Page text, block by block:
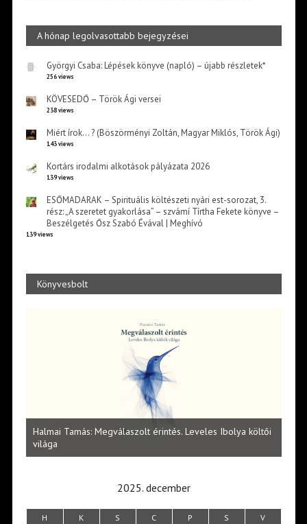
A hónap legolvasottabb bejegyzései
Györgyi Csaba: Lépések könyve (napló) – újabb részletek*
256 views
KÖVESEDŐ – Török Ági versei
238 views
Miért írok… ? (Böszörményi Zoltán, Magyar Miklós, Török Ági)
143 views
Kortárs irodalmi alkotások pályázata 2026
139 views
ESŐMADARAK – Spirituális költészeti nyári est-sorozat, 3.
rész: „A szeretet gyakorlása” – szvámí Tírtha Fekete könyve –
Beszélgetés Ősz Szabó Évával | Meghívó
139 views
Könyvesbolt
Halmai Tamás: Megválaszolt érintés. Leveles Ibolya költői
világa
2025. december
H K S C P S V